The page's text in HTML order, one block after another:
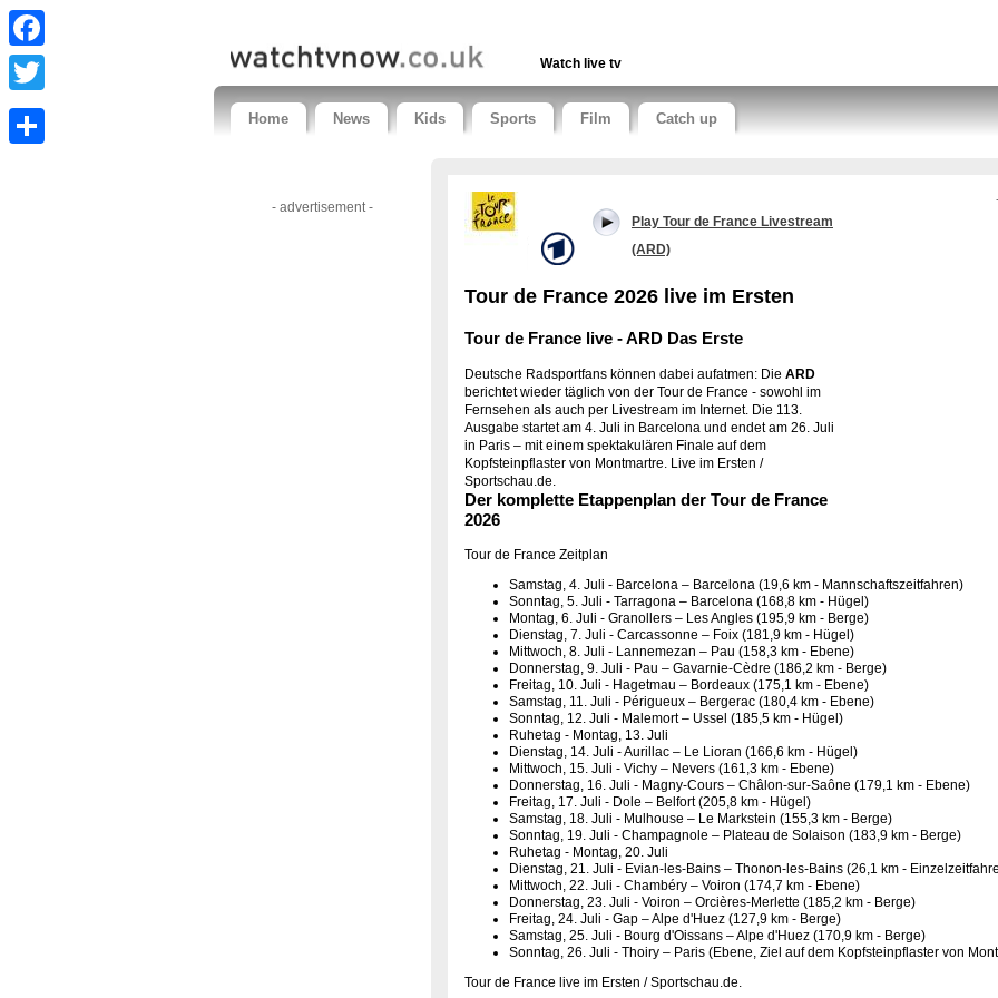
Facebook
Twitter
Watch live tv
Home News Kids Sports Film Catch up
- advertisement -
Play Tour de France Livestream
(ARD)
Tour de France 2026 live im Ersten
Tour de France live - ARD Das Erste
Deutsche Radsportfans können dabei aufatmen: Die ARD
berichtet wieder täglich von der Tour de France - sowohl im
Fernsehen als auch per Livestream im Internet. Die 113.
Ausgabe startet am 4. Juli in Barcelona und endet am 26. Juli
in Paris – mit einem spektakulären Finale auf dem
Kopfsteinpflaster von Montmartre. Live im Ersten /
Sportschau.de.
Der komplette Etappenplan der Tour de France
2026
Tour de France Zeitplan
Samstag, 4. Juli - Barcelona – Barcelona (19,6 km - Mannschaftszeitfahren)
Sonntag, 5. Juli - Tarragona – Barcelona (168,8 km - Hügel)
Montag, 6. Juli - Granollers – Les Angles (195,9 km - Berge)
Dienstag, 7. Juli - Carcassonne – Foix (181,9 km - Hügel)
Mittwoch, 8. Juli - Lannemezan – Pau (158,3 km - Ebene)
Donnerstag, 9. Juli - Pau – Gavarnie-Cèdre (186,2 km - Berge)
Freitag, 10. Juli - Hagetmau – Bordeaux (175,1 km - Ebene)
Samstag, 11. Juli - Périgueux – Bergerac (180,4 km - Ebene)
Sonntag, 12. Juli - Malemort – Ussel (185,5 km - Hügel)
Ruhetag - Montag, 13. Juli
Dienstag, 14. Juli - Aurillac – Le Lioran (166,6 km - Hügel)
Mittwoch, 15. Juli - Vichy – Nevers (161,3 km - Ebene)
Donnerstag, 16. Juli - Magny-Cours – Châlon-sur-Saône (179,1 km - Ebene)
Freitag, 17. Juli - Dole – Belfort (205,8 km - Hügel)
Samstag, 18. Juli - Mulhouse – Le Markstein (155,3 km - Berge)
Sonntag, 19. Juli - Champagnole – Plateau de Solaison (183,9 km - Berge)
Ruhetag - Montag, 20. Juli
Dienstag, 21. Juli - Evian-les-Bains – Thonon-les-Bains (26,1 km -
Mittwoch, 22. Juli - Chambéry – Voiron (174,7 km - Ebene)
Donnerstag, 23. Juli - Voiron – Orcières-Merlette (185,2 km - Berge)
Freitag, 24. Juli - Gap – Alpe d'Huez (127,9 km - Berge)
Samstag, 25. Juli - Bourg d'Oissans – Alpe d'Huez (170,9 km - Berge)
Sonntag, 26. Juli - Thoiry – Paris (Ebene, Ziel auf dem Kopfsteinpflaster von
Tour de France live im Ersten / Sportschau.de.